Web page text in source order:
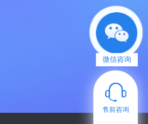
微信咨询
售前咨询